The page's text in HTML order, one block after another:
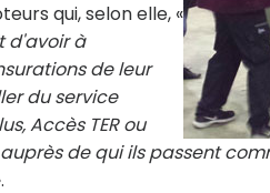
qui, selon elle, «
d'avoir à
de leur
du service
Accès TER ou
de qui ils passent